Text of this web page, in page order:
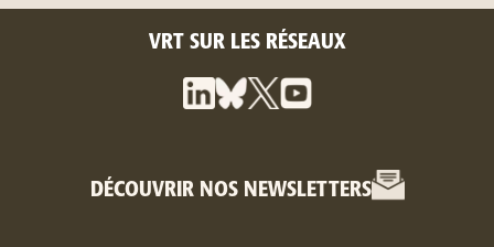
VRT SUR LES RÉSEAUX
DÉCOUVRIR NOS NEWSLETTERS